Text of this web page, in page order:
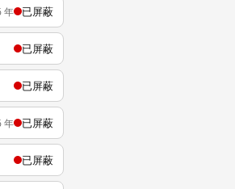
年 已屏蔽
已屏蔽
已屏蔽
年 已屏蔽
已屏蔽